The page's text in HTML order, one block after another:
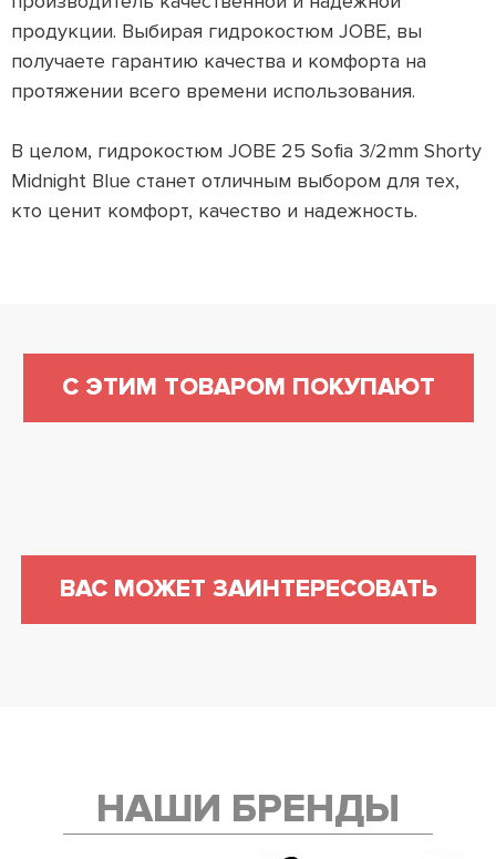
продукции. Выбирая гидрокостюм JOBE, вы
получаете гарантию качества и комфорта на
протяжении всего времени использования.
В целом, гидрокостюм JOBE 25 Sofia 3/2mm Shorty
Midnight Blue станет отличным выбором для тех,
кто ценит комфорт, качество и надежность.
С ЭТИМ ТОВАРОМ ПОКУПАЮТ
ВАС МОЖЕТ ЗАИНТЕРЕСОВАТЬ
НАШИ БРЕНДЫ